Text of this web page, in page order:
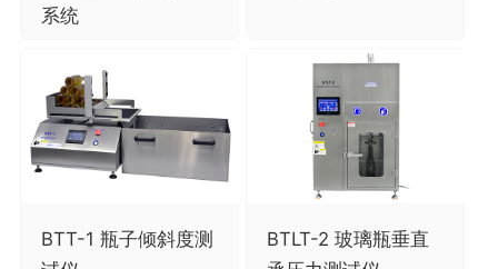
系统
BTT-1 瓶子倾斜度测
BTLT-2 玻璃瓶垂直